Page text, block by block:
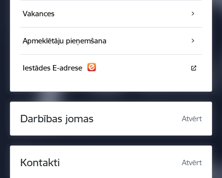
Vakances
Apmeklētāju pieņemšana
Iestādes E-adrese
Darbības jomas Atvērt
Kontakti Atvērt